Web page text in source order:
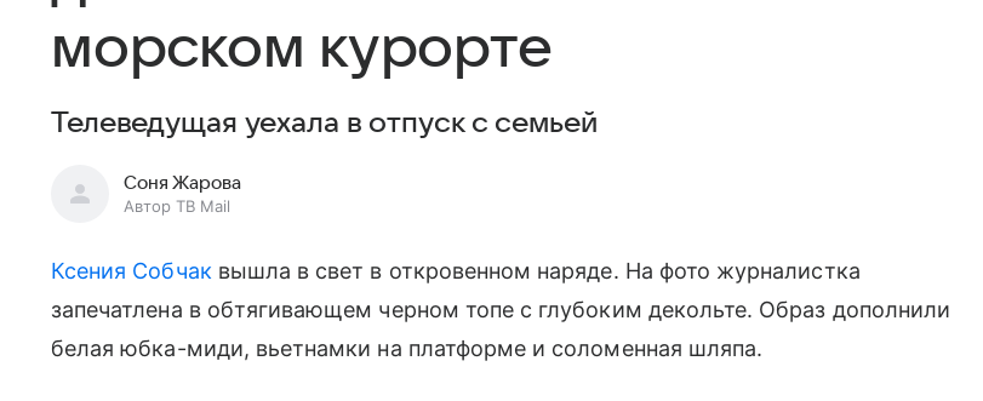
морском курорте
Телеведущая уехала в отпуск с семьей
Соня Жарова
Автор ТВ Mail
Ксения Собчак вышла в свет в откровенном наряде. На фото журналистка
запечатлена в обтягивающем черном топе с глубоким декольте. Образ дополнили
белая юбка-миди, вьетнамки на платформе и соломенная шляпа.